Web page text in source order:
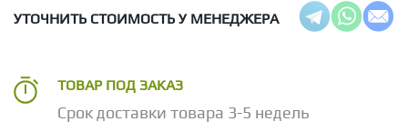
УТОЧНИТЬ СТОИМОСТЬ У МЕНЕДЖЕРА
ТОВАР ПОД ЗАКАЗ
Срок доставки товара 3-5 недель